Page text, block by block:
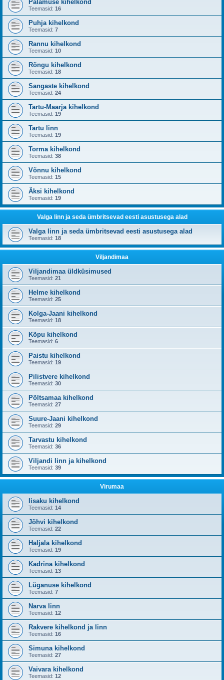
Palamuse kihelkond
Teemasid: 16
Puhja kihelkond
Teemasid: 7
Rannu kihelkond
Teemasid: 10
Rõngu kihelkond
Teemasid: 18
Sangaste kihelkond
Teemasid: 24
Tartu-Maarja kihelkond
Teemasid: 19
Tartu linn
Teemasid: 19
Torma kihelkond
Teemasid: 38
Võnnu kihelkond
Teemasid: 15
Äksi kihelkond
Teemasid: 19
Valga linn ja seda ümbritsevad eesti asustusega alad
Valga linn ja seda ümbritsevad eesti asustusega alad
Teemasid: 18
Viljandimaa
Viljandimaa üldküsimused
Teemasid: 21
Helme kihelkond
Teemasid: 25
Kolga-Jaani kihelkond
Teemasid: 18
Kõpu kihelkond
Teemasid: 6
Paistu kihelkond
Teemasid: 19
Pilistvere kihelkond
Teemasid: 30
Põltsamaa kihelkond
Teemasid: 27
Suure-Jaani kihelkond
Teemasid: 29
Tarvastu kihelkond
Teemasid: 36
Viljandi linn ja kihelkond
Teemasid: 39
Virumaa
Iisaku kihelkond
Teemasid: 14
Jõhvi kihelkond
Teemasid: 22
Haljala kihelkond
Teemasid: 19
Kadrina kihelkond
Teemasid: 13
Lüganuse kihelkond
Teemasid: 7
Narva linn
Teemasid: 12
Rakvere kihelkond ja linn
Teemasid: 16
Simuna kihelkond
Teemasid: 27
Vaivara kihelkond
Teemasid: 12